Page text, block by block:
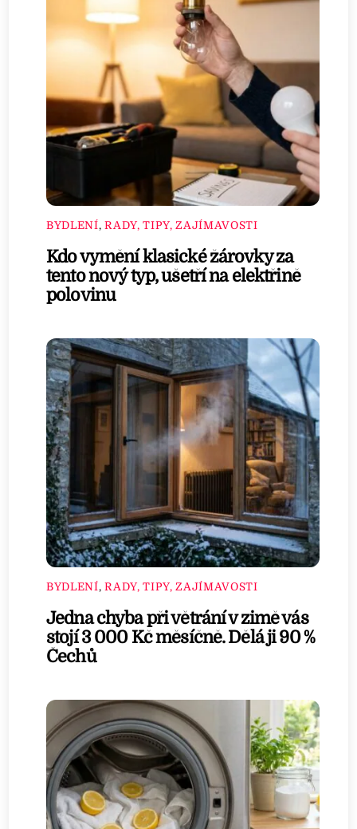
BYDLENÍ,RADY, TIPY, ZAJÍMAVOSTI
Kdo vymění klasické žárovky za
tento nový typ, ušetří na elektřině
polovinu
BYDLENÍ,RADY, TIPY, ZAJÍMAVOSTI
Jedna chyba při větrání v zimě vás
stojí 3 000 Kč měsíčně. Dělá ji 90 %
Čechů